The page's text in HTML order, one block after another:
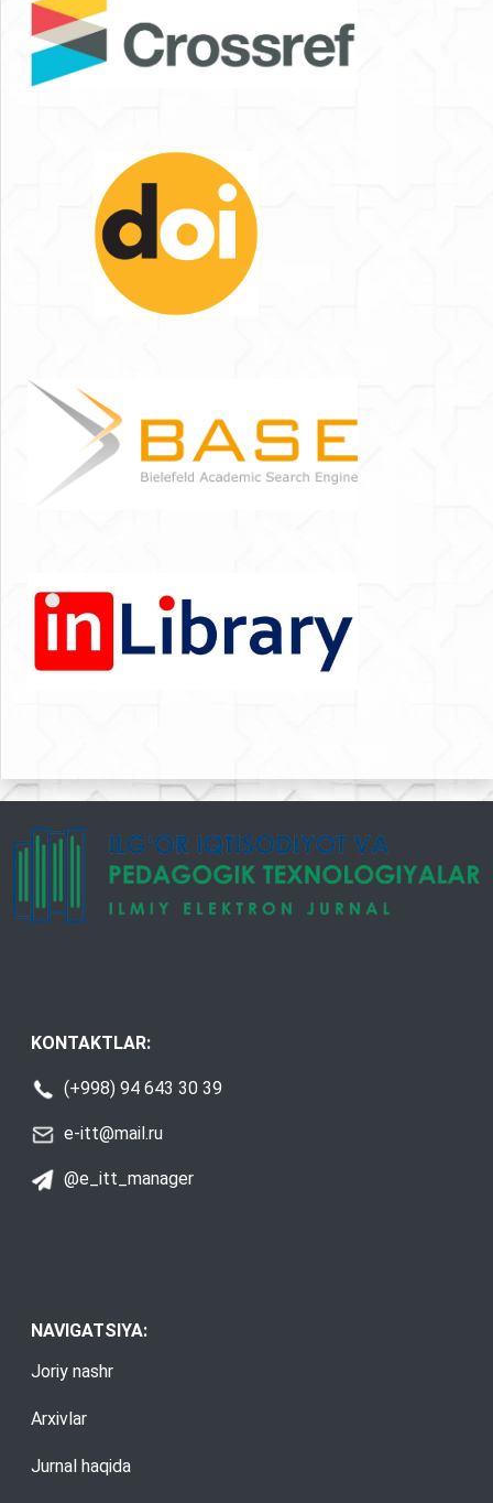
KONTAKTLAR:
(+998) 94 643 30 39
e-itt@mail.ru
@e_itt_manager
NAVIGATSIYA:
Joriy nashr
Arxivlar
Jurnal haqida